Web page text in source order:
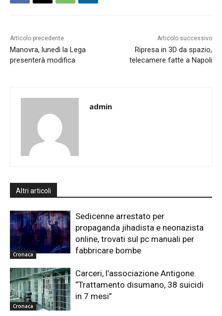
Articolo precedente
Manovra, lunedì la Lega
presenterà modifica
Articolo successivo
Ripresa in 3D da spazio,
telecamere fatte a Napoli
admin
Altri articoli
Cronaca
Sedicenne arrestato per
propaganda jihadista e neonazista
online, trovati sul pc manuali per
fabbricare bombe
Cronaca
Carceri, l’associazione Antigone.
“Trattamento disumano, 38 suicidi
in 7 mesi”